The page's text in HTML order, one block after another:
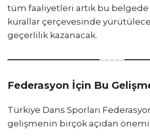
tüm faaliyetleri artık bu
kurallar çerçevesinde
geçerlilik kazanacak.
Federasyon İçin Bu
Türkiye Dans Sporları
gelişmenin birçok açıdan